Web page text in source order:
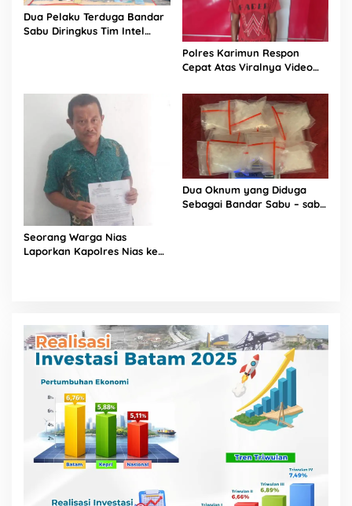
Dua Pelaku Terduga Bandar
Sabu Diringkus Tim Intel
Polres Karimun Respon
Cepat Atas Viralnya Video
Seorang Warga Nias
Laporkan Kapolres Nias ke
Dua Oknum yang Diduga
Sebagai Bandar Sabu – sabu